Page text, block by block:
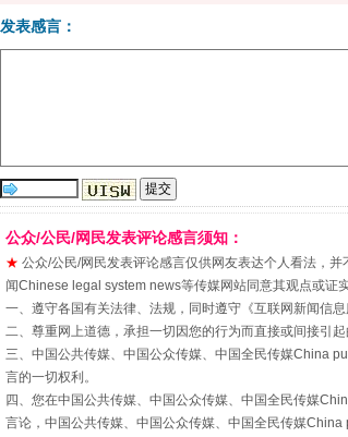
揭批美国五大"原罪"
发表感言：
公众/公民/网民发表评论感言须知：
★ 公众/公民/网民发表评论感言仅供网友表达个人看法，
闻Chinese legal system news等传媒网站同意其观点或证
一、遵守各国有关法律、法规，同时遵守《互联网新闻信
二、尊重网上道德，承担一切因您的行为而直接或间接引起
三、中国公共传媒、中国公众传媒、中国全民传媒China
言的一切权利。
四、您在中国公共传媒、中国公众传媒、中国全民传媒
言论，中国公共传媒、中国公众传媒、中国全民传媒